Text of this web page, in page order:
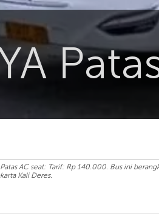
AC seat: Tarif: Rp 140.000. Bus ini
Kali Deres.